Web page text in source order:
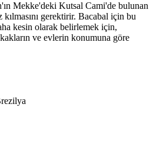
Mekke'deki Kutsal Cami'de bulunan
gerektirir. Bacabal için bu
kesin olarak belirlemek için,
ve evlerin konumuna göre